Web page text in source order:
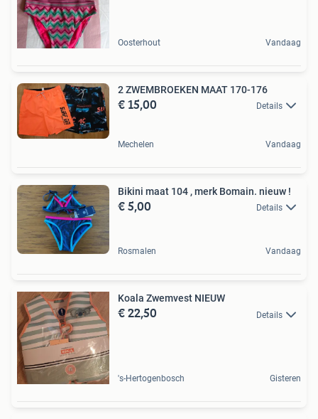
Oosterhout Vandaag
2 ZWEMBROEKEN MAAT 170-176
€ 15,00 Details
Mechelen Vandaag
Bikini maat 104 , merk Bomain. nieuw !
€ 5,00 Details
Rosmalen Vandaag
Koala Zwemvest NIEUW
€ 22,50 Details
's-Hertogenbosch Gisteren